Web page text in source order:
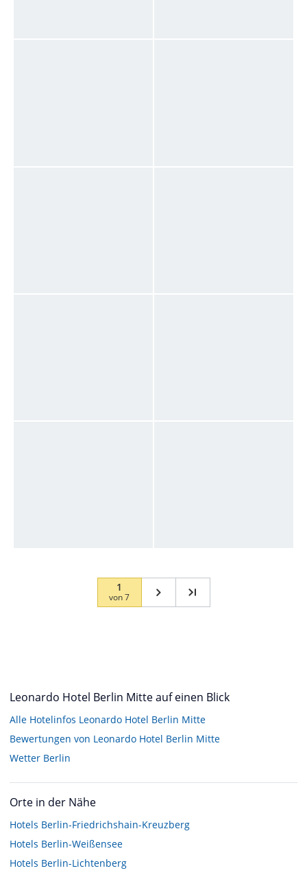
1
von7
Leonardo Hotel Berlin Mitte auf einen Blick
Alle Hotelinfos Leonardo Hotel Berlin Mitte
Bewertungen von Leonardo Hotel Berlin Mitte
Wetter Berlin
Orte in der Nähe
Hotels Berlin-Friedrichshain-Kreuzberg
Hotels Berlin-Weißensee
Hotels Berlin-Lichtenberg